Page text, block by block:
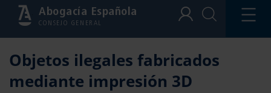
Abogacía Española
CONSEJO GENERAL
Objetos ilegales fabricados
mediante impresión 3D